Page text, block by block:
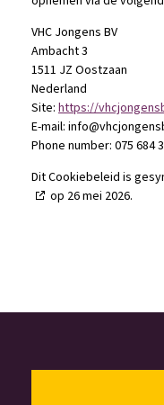
VHC Jongens BV
Ambacht 3
1511 JZ Oostzaan
Nederland
Site: https://
E-mail: info@
Phone number: 075 684
Dit Cookiebeleid is
op 26 mei 2026.